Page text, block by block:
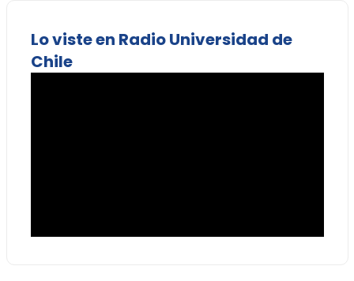
Lo viste en Radio Universidad de
Chile